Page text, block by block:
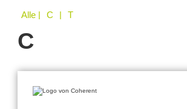
Alle | C | T
C